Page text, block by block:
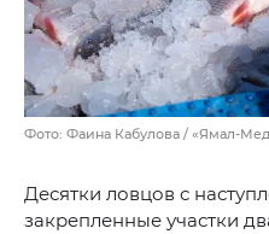
Фото: Фаина Кабулова / «Ямал-
Десятки ловцов с
закрепленные участки